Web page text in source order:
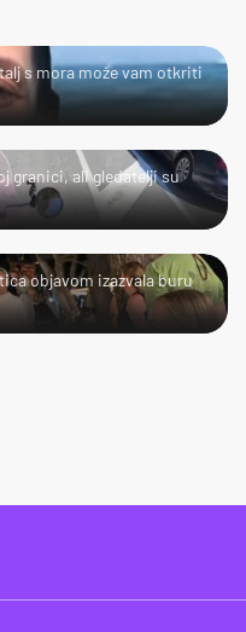
s mora može vam otkriti
granici, ali gledatelji su
objavom izazvala buru